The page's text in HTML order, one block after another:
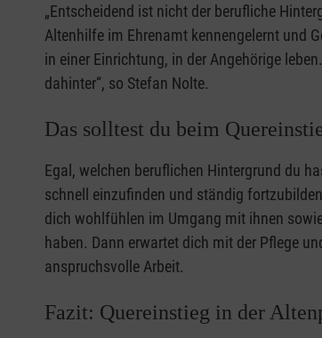
„Entscheidend ist nicht der berufliche
Altenhilfe im Ehrenamt kennengelernt und
in einer Einrichtung, in der Angehörige
dahinter“, so Stefan Nolte.
Das solltest du beim
Egal, welchen beruflichen Hintergrund du
schnell einzufinden und ständig
dich wohlfühlen im Umgang mit ihnen
haben. Dann erwartet dich mit der Pflege
anspruchsvolle Arbeit.
Fazit: Quereinstieg in der